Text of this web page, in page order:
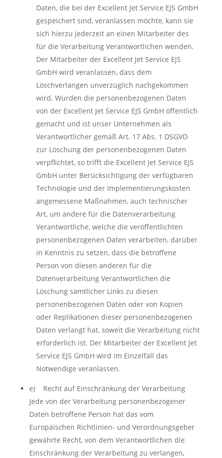
Daten, die bei der Excellent Jet Service EJS GmbH
gespeichert sind, veranlassen möchte, kann sie
sich hierzu jederzeit an einen Mitarbeiter des
für die Verarbeitung Verantwortlichen wenden.
Der Mitarbeiter der Excellent Jet Service EJS
GmbH wird veranlassen, dass dem
Löschverlangen unverzüglich nachgekommen
wird. Wurden die personenbezogenen Daten
von der Excellent Jet Service EJS GmbH öffentlich
gemacht und ist unser Unternehmen als
Verantwortlicher gemäß Art. 17 Abs. 1 DSGVO
zur Löschung der personenbezogenen Daten
verpflichtet, so trifft die Excellent Jet Service EJS
GmbH unter Berücksichtigung der verfügbaren
Technologie und der Implementierungskosten
angemessene Maßnahmen, auch technischer
Art, um andere für die Datenverarbeitung
Verantwortliche, welche die veröffentlichten
personenbezogenen Daten verarbeiten, darüber
in Kenntnis zu setzen, dass die betroffene
Person von diesen anderen für die
Datenverarbeitung Verantwortlichen die
Löschung sämtlicher Links zu diesen
personenbezogenen Daten oder von Kopien
oder Replikationen dieser personenbezogenen
Daten verlangt hat, soweit die Verarbeitung nicht
erforderlich ist. Der Mitarbeiter der Excellent Jet
Service EJS GmbH wird im Einzelfall das
Notwendige veranlassen.
e) Recht auf Einschränkung der Verarbeitung
Jede von der Verarbeitung personenbezogener
Daten betroffene Person hat das vom
Europäischen Richtlinien- und Verordnungsgeber
gewährte Recht, von dem Verantwortlichen die
Einschränkung der Verarbeitung zu verlangen,